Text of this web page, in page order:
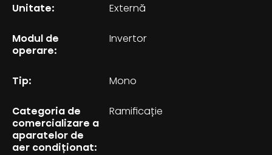
Unitate: Externă
Modul de
operare:
Invertor
Tip: Mono
Categoria de
comercializare a
aparatelor de
aer condiționat:
Ramificație